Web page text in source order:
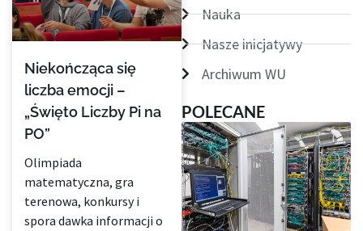
Niekończąca się
liczba emocji –
„Święto Liczby Pi na
PO”
Olimpiada
matematyczna, gra
terenowa, konkursy i
spora dawka informacji o
Nauka
Nasze inicjatywy
Archiwum WU
POLECANE